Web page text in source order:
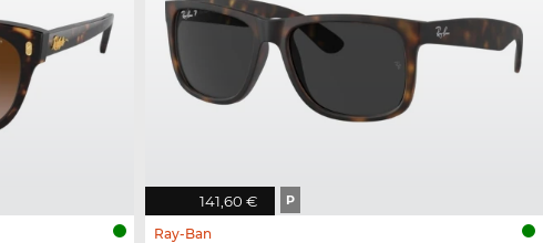
141,60 € P
Ray-Ban